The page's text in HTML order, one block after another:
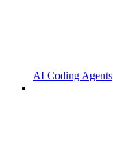
AI Coding Agents